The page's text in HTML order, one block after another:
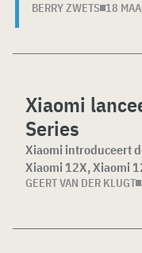
BERRY ZWETS 18
Xiaomi
Series
Xiaomi introduceert
Xiaomi 12X, Xiaomi
GEERT VAN DER KLUGT